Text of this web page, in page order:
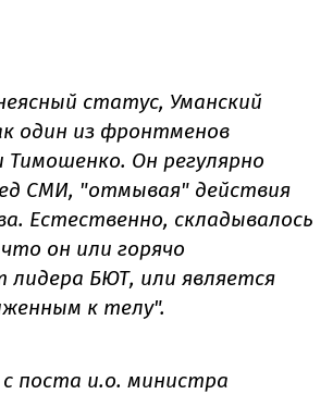
статус, Уманский
один из фронтменов
Он регулярно
СМИ, "отмывая" действия
Естественно, складывалось
он или горячо
лидера БЮТ, или является
к телу".
с поста и.о. министра